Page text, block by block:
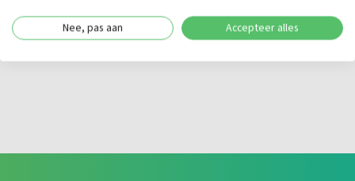
Nee, pas aan Accepteer alles